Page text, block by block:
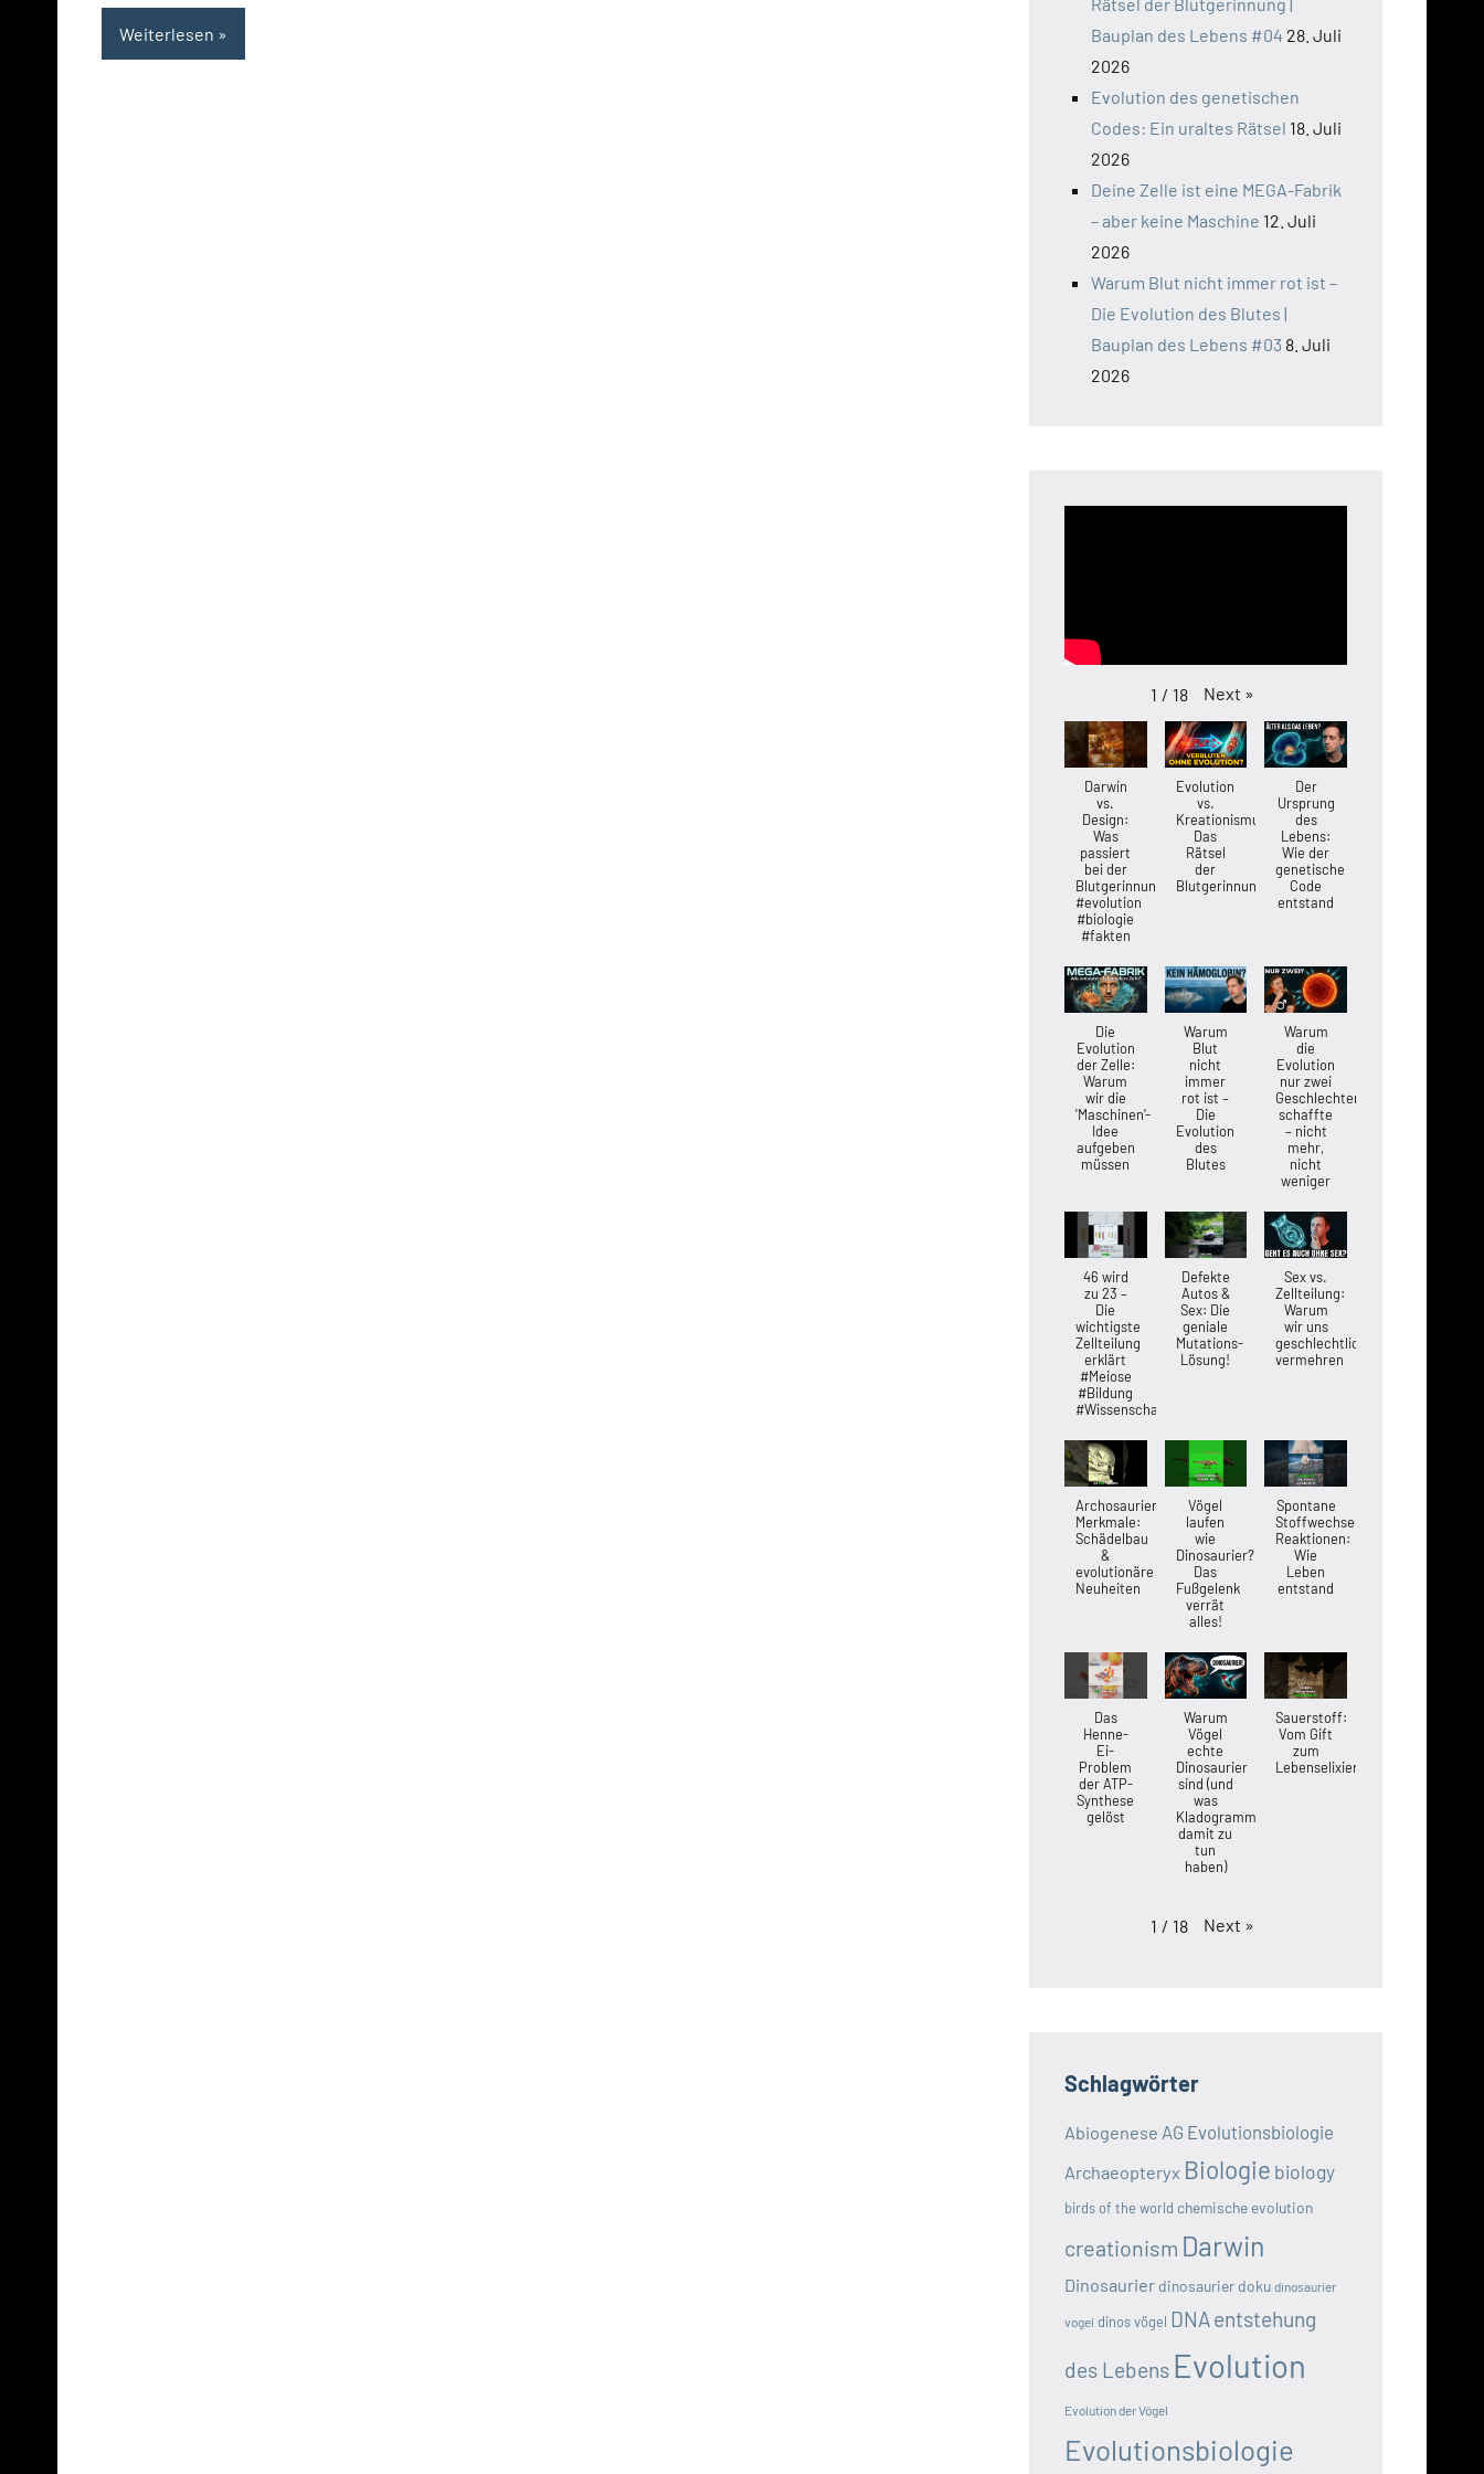
Weiterlesen
Bauplan des Lebens #04 28. Juli
2026
Evolution des genetischen
Codes: Ein uraltes Rätsel 18. Juli
2026
Deine Zelle ist eine MEGA-Fabrik
– aber keine Maschine 12. Juli
2026
Warum Blut nicht immer rot ist –
Die Evolution des Blutes |
Bauplan des Lebens #03 8. Juli
2026
1 / 18 Next »
Darwin
vs.
Design:
Was
passiert
bei der
Blutgerinnung?
#evolution
#biologie
#fakten
Evolution
vs.
Kreationismus:
Das
Rätsel
der
Blutgerinnung
Der
Ursprung
des
Lebens:
Wie der
genetische
Code
entstand
Die
Evolution
der Zelle:
Warum
wir die
'Maschinen'-
Idee
aufgeben
müssen
Warum
Blut
nicht
immer
rot ist –
Die
Evolution
des
Blutes
Warum
die
Evolution
nur zwei
Geschlechter
schaffte
– nicht
mehr,
nicht
weniger
46 wird
zu 23 –
Die
wichtigste
Zellteilung
erklärt
#Meiose
#Bildung
#Wissenschaft
Defekte
Autos &
Sex: Die
geniale
Mutations-
Lösung!
Sex vs.
Zellteilung:
Warum
wir uns
geschlechtlich
vermehren
Archosaurier-
Merkmale:
Schädelbau
&
evolutionäre
Neuheiten
Vögel
laufen
wie
Dinosaurier?
Das
Fußgelenk
verrät
alles!
Spontane
Stoffwechsel-
Reaktionen:
Wie
Leben
entstand
Das
Henne-
Ei-
Problem
der ATP-
Synthese
gelöst
Warum
Vögel
echte
Dinosaurier
sind (und
was
Kladogramme
damit zu
tun
haben)
Sauerstoff:
Vom Gift
zum
Lebenselixier
1 / 18 Next »
Schlagwörter
Abiogenese AG Evolutionsbiologie
Archaeopteryx Biologie biology
birds of the world chemische evolution
creationism Darwin
Dinosaurier dinosaurier doku dinosaurier
vogel dinos vögel DNAentstehung
des Lebens Evolution
Evolution der Vögel
Evolutionsbiologie